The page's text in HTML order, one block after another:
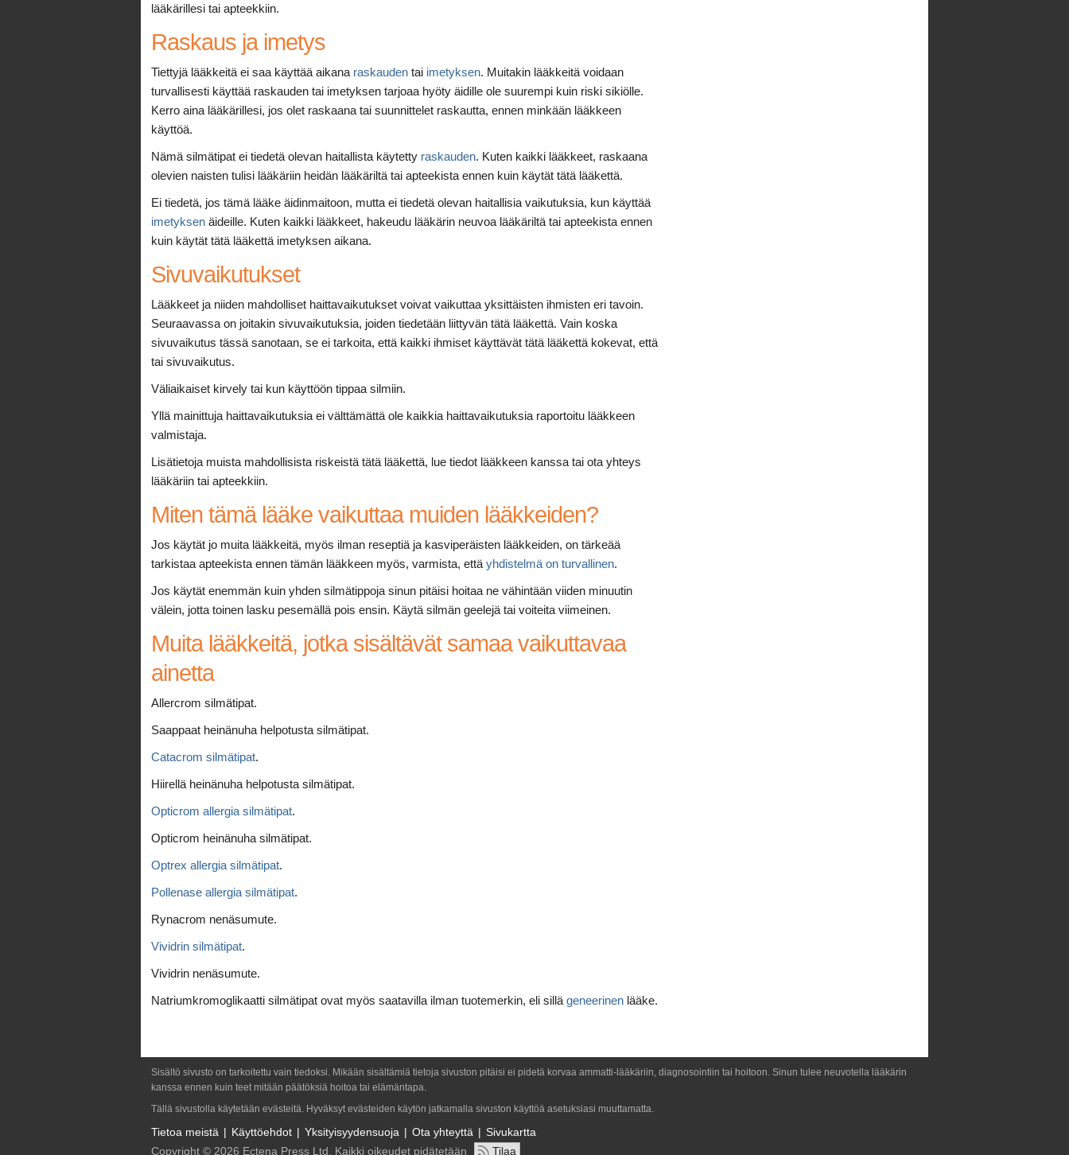
lääkärillesi tai apteekkiin.
Raskaus ja imetys
Tiettyjä lääkkeitä ei saa käyttää aikana raskauden tai imetyksen. Muitakin lääkkeitä voidaan
turvallisesti käyttää raskauden tai imetyksen tarjoaa hyöty äidille ole suurempi kuin riski sikiölle.
Kerro aina lääkärillesi, jos olet raskaana tai suunnittelet raskautta, ennen minkään lääkkeen
käyttöä.
Nämä silmätipat ei tiedetä olevan haitallista käytetty raskauden. Kuten kaikki lääkkeet, raskaana
olevien naisten tulisi lääkäriin heidän lääkäriltä tai apteekista ennen kuin käytät tätä lääkettä.
Ei tiedetä, jos tämä lääke äidinmaitoon, mutta ei tiedetä olevan haitallisia vaikutuksia, kun käyttää
imetyksen äideille. Kuten kaikki lääkkeet, hakeudu lääkärin neuvoa lääkäriltä tai apteekista ennen
kuin käytät tätä lääkettä imetyksen aikana.
Sivuvaikutukset
Lääkkeet ja niiden mahdolliset haittavaikutukset voivat vaikuttaa yksittäisten ihmisten eri tavoin.
Seuraavassa on joitakin sivuvaikutuksia, joiden tiedetään liittyvän tätä lääkettä. Vain koska
sivuvaikutus tässä sanotaan, se ei tarkoita, että kaikki ihmiset käyttävät tätä lääkettä kokevat, että
tai sivuvaikutus.
Väliaikaiset kirvely tai kun käyttöön tippaa silmiin.
Yllä mainittuja haittavaikutuksia ei välttämättä ole kaikkia haittavaikutuksia raportoitu lääkkeen
valmistaja.
Lisätietoja muista mahdollisista riskeistä tätä lääkettä, lue tiedot lääkkeen kanssa tai ota yhteys
lääkäriin tai apteekkiin.
Miten tämä lääke vaikuttaa muiden lääkkeiden?
Jos käytät jo muita lääkkeitä, myös ilman reseptiä ja kasviperäisten lääkkeiden, on tärkeää
tarkistaa apteekista ennen tämän lääkkeen myös, varmista, että yhdistelmä on turvallinen.
Jos käytät enemmän kuin yhden silmätippoja sinun pitäisi hoitaa ne vähintään viiden minuutin
välein, jotta toinen lasku pesemällä pois ensin. Käytä silmän geelejä tai voiteita viimeinen.
Muita lääkkeitä, jotka sisältävät samaa vaikuttavaa
ainetta
Allercrom silmätipat.
Saappaat heinänuha helpotusta silmätipat.
Catacrom silmätipat.
Hiirellä heinänuha helpotusta silmätipat.
Opticrom allergia silmätipat.
Opticrom heinänuha silmätipat.
Optrex allergia silmätipat.
Pollenase allergia silmätipat.
Rynacrom nenäsumute.
Vividrin silmätipat.
Vividrin nenäsumute.
Natriumkromoglikaatti silmätipat ovat myös saatavilla ilman tuotemerkin, eli sillä geneerinen lääke.
Sisältö sivusto on tarkoitettu vain tiedoksi. Mikään sisältämiä tietoja sivuston pitäisi ei pidetä korvaa ammatti-lääkäriin, diagnosointiin tai hoitoon. Sinun tulee neuvotella lääkärin
kanssa ennen kuin teet mitään päätöksiä hoitoa tai elämäntapa.
Tällä sivustolla käytetään evästeitä. Hyväksyt evästeiden käytön jatkamalla sivuston käyttöä asetuksiasi muuttamatta.
Tietoa meistä Käyttöehdot Yksityisyydensuoja Ota yhteyttä
Sivukartta
Copyright © 2026 Ectena Press Ltd. Kaikki oikeudet pidätetään
Tilaa